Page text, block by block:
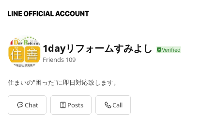
1dayリフォームすみよし
Friends 109
住まいの"困った"に即日対応致します。
Chat Posts Call